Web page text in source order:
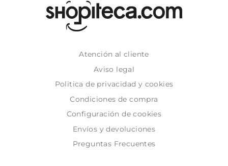
Atención al cliente
Aviso legal
Politica de privacidad y cookies
Condiciones de compra
Configuración de cookies
Envíos y devoluciones
Preguntas Frecuentes